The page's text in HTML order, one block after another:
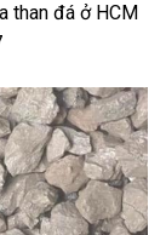
than đá ở HCM